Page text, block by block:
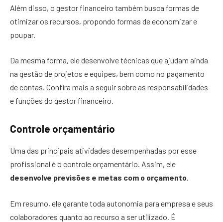
Além disso, o gestor financeiro também busca formas de
otimizar os recursos, propondo formas de economizar e
poupar.
Da mesma forma, ele desenvolve técnicas que ajudam ainda
na gestão de projetos e equipes, bem como no pagamento
de contas. Confira mais a seguir sobre as responsabilidades
e funções do gestor financeiro.
Controle orçamentário
Uma das principais atividades desempenhadas por esse
profissional é o controle orçamentário. Assim, ele
desenvolve previsões e metas com o orçamento.
Em resumo, ele garante toda autonomia para empresa e seus
colaboradores quanto ao recurso a ser utilizado. É